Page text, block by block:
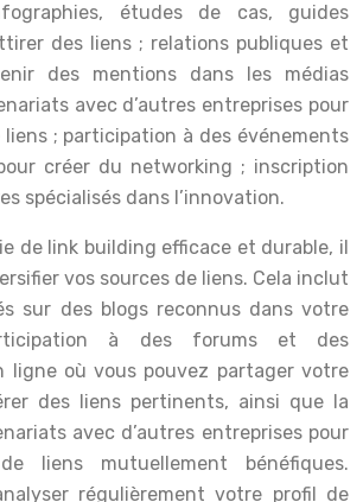
études de cas, guides
des liens ; relations publiques et
des mentions dans les médias
avec d’autres entreprises pour
liens ; participation à des événements
créer du networking ; inscription
spécialisés dans l’innovation.
de link building efficace et durable, il
vos sources de liens. Cela inclut
sur des blogs reconnus dans votre
à des forums et des
ligne où vous pouvez partager votre
des liens pertinents, ainsi que la
avec d’autres entreprises pour
liens mutuellement bénéfiques.
régulièrement votre profil de